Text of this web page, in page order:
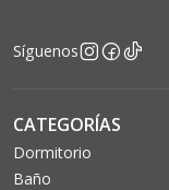
Síguenos
CATEGORÍAS
Dormitorio
Baño